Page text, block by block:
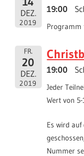
DEZ.
2019
19:00
Programm
FR.
20
DEZ.
2019
19:00
Jeder
Wert von
Es wird
Nummer